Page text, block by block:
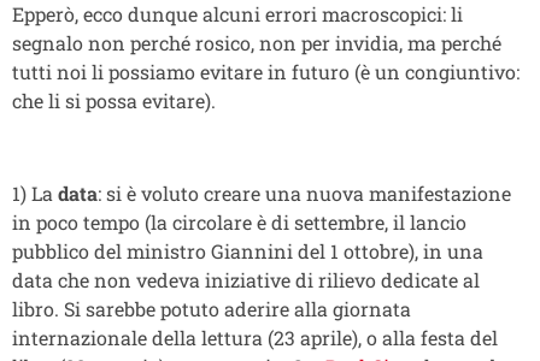
Epperò, ecco dunque alcuni errori macroscopici: li
segnalo non perché rosico, non per invidia, ma perché
tutti noi li possiamo evitare in futuro (è un congiuntivo:
che li si possa evitare).
1) Ladata: si è voluto creare una nuova manifestazione
in poco tempo (la circolare è di settembre, il lancio
pubblico del ministro Giannini del 1 ottobre), in una
data che non vedeva iniziative di rilievo dedicate al
libro. Si sarebbe potuto aderire alla giornata
internazionale della lettura (23 aprile), o alla festa del